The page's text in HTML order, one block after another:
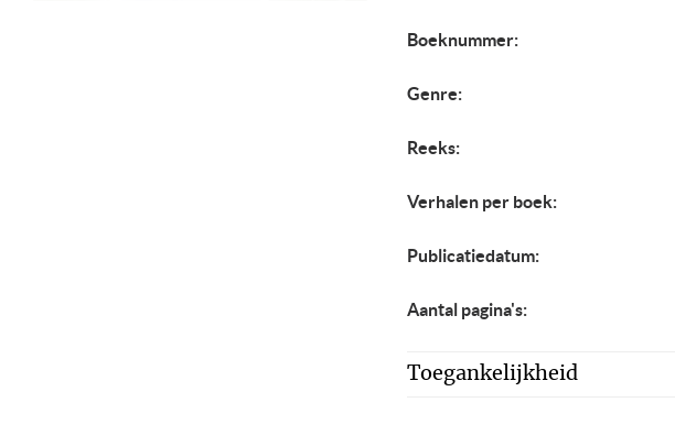
Boeknummer:
Genre:
Reeks:
Verhalen per boek:
Publicatiedatum:
Aantal pagina's:
Toegankelijkheid